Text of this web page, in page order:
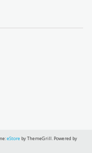
eStore by ThemeGrill. Powered by